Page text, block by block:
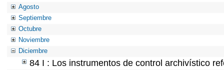
Agosto
Septiembre
Octubre
Noviembre
Diciembre
84 I : Los instrumentos de control archivístico